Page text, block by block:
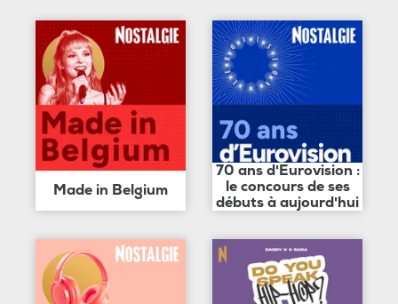
Made in Belgium
70 ans d'Eurovision :
le concours de ses
débuts à aujourd'hui